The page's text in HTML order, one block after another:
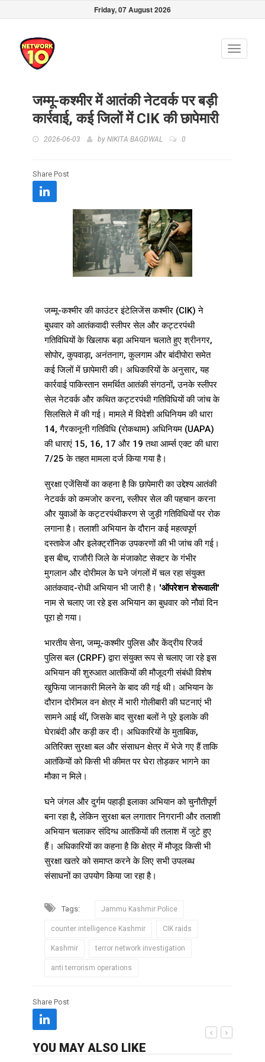
Friday, 07 August 2026
Toggle
जम्मू-कश्मीर में आतंकी नेटवर्क पर बड़ी
कार्रवाई, कई जिलों में CIK की छापेमारी
2026-06-03 by NIKITA BAGDWAL 0
Share Post
जम्मू-कश्मीर की काउंटर इंटेलिजेंस कश्मीर (CIK) ने
बुधवार को आतंकवादी स्लीपर सेल और कट्टरपंथी
गतिविधियों के खिलाफ बड़ा अभियान चलाते हुए श्रीनगर,
सोपोर, कुपवाड़ा, अनंतनाग, कुलगाम और बांदीपोरा समेत
कई जिलों में छापेमारी की। अधिकारियों के अनुसार, यह
कार्रवाई पाकिस्तान समर्थित आतंकी संगठनों, उनके स्लीपर
सेल नेटवर्क और कथित कट्टरपंथी गतिविधियों की जांच के
सिलसिले में की गई। मामले में विदेशी अधिनियम की धारा
14, गैरकानूनी गतिविधि (रोकथाम) अधिनियम (UAPA)
की धाराएं 15, 16, 17 और 19 तथा आर्म्स एक्ट की धारा
7/25 के तहत मामला दर्ज किया गया है।
सुरक्षा एजेंसियों का कहना है कि छापेमारी का उद्देश्य आतंकी
नेटवर्क को कमजोर करना, स्लीपर सेल की पहचान करना
और युवाओं के कट्टरपंथीकरण से जुड़ी गतिविधियों पर रोक
लगाना है। तलाशी अभियान के दौरान कई महत्वपूर्ण
दस्तावेज और इलेक्ट्रॉनिक उपकरणों की भी जांच की गई।
इस बीच, राजौरी जिले के मंजाकोट सेक्टर के गंभीर
मुगलान और दोरीमल के घने जंगलों में चल रहा संयुक्त
आतंकवाद-रोधी अभियान भी जारी है। 'ऑपरेशन शेरूवाली'
नाम से चलाए जा रहे इस अभियान का बुधवार को नौवां दिन
पूरा हो गया।
भारतीय सेना, जम्मू-कश्मीर पुलिस और केंद्रीय रिजर्व
पुलिस बल (CRPF) द्वारा संयुक्त रूप से चलाए जा रहे इस
अभियान की शुरुआत आतंकियों की मौजूदगी संबंधी विशेष
खुफिया जानकारी मिलने के बाद की गई थी। अभियान के
दौरान दोरीमल वन क्षेत्र में भारी गोलीबारी की घटनाएं भी
सामने आई थीं, जिसके बाद सुरक्षा बलों ने पूरे इलाके की
घेराबंदी और कड़ी कर दी। अधिकारियों के मुताबिक,
अतिरिक्त सुरक्षा बल और संसाधन क्षेत्र में भेजे गए हैं ताकि
आतंकियों को किसी भी कीमत पर घेरा तोड़कर भागने का
मौका न मिले।
घने जंगल और दुर्गम पहाड़ी इलाका अभियान को चुनौतीपूर्ण
बना रहा है, लेकिन सुरक्षा बल लगातार निगरानी और तलाशी
अभियान चलाकर संदिग्ध आतंकियों की तलाश में जुटे हुए
हैं। अधिकारियों का कहना है कि क्षेत्र में मौजूद किसी भी
सुरक्षा खतरे को समाप्त करने के लिए सभी उपलब्ध
संसाधनों का उपयोग किया जा रहा है।
Tags: Jammu Kashmir Police
counter intelligence Kashmir CIK raids
Kashmir terror network investigation
anti terrorism operations
Share Post
YOU MAY ALSO LIKE